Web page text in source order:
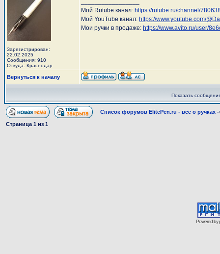
Зарегистрирован:
22.02.2025
Сообщения: 910
Откуда: Краснодар
Мой Rutube канал: https://rutube.ru/channel/
Мой YouTube канал: https://www.youtube.com/
Мои ручки в продаже: https://www.avito.ru/user/
Вернуться к началу
Показать
Список форумов ElitePen.ru - все о ручках
Страница 1 из 1
Powered by